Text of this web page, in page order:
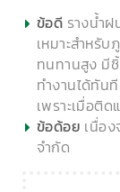
ข้อดี รางน้ำฝ
เหมาะสำหรับ
ทนทานสูง มี
ทำงานได้ทัน
เพราะเมื่อติด
ข้อด้อย เนื่อ
จำกัด